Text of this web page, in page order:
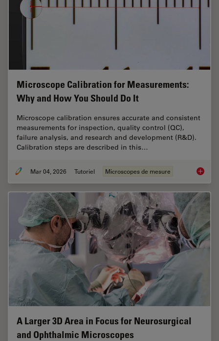
Microscope Calibration for Measurements:
Why and How You Should Do It
Microscope calibration ensures accurate and consistent
measurements for inspection, quality control (QC),
failure analysis, and research and development (R&D).
Calibration steps are described in this…
Mar 04, 2026 Tutoriel Microscopes de mesure
A Larger 3D Area in Focus for Neurosurgical
and Ophthalmic Microscopes